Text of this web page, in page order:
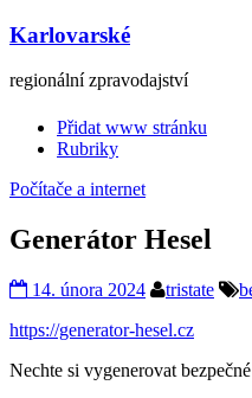
Karlovarské
regionální zpravodajství
Přidat www stránku
Rubriky
Počítače a internet
Generátor Hesel
14. února 2024 tristate
https://generator-hesel.cz
Nechte si vygenerovat